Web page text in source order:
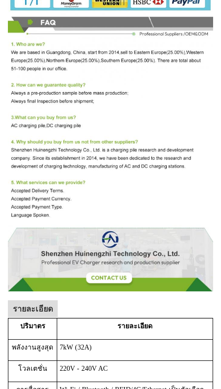
รายละเอียด
ปริมาตร รายละเอียด
พลังงานสูงสุด 7kW (32A)
โวลเตชั่น 220V - 240V AC